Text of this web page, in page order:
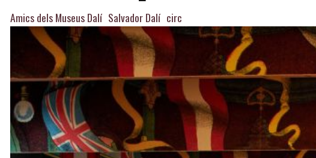
Amics dels Museus Dalí Salvador Dalí circ